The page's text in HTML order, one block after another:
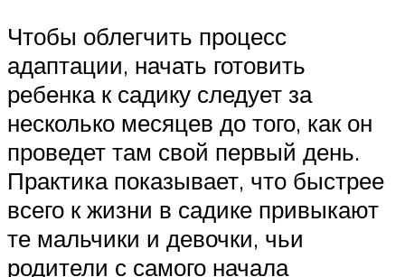
Чтобы облегчить процесс
адаптации, начать готовить
ребенка к садику следует за
несколько месяцев до того, как он
проведет там свой первый день.
Практика показывает, что быстрее
всего к жизни в садике привыкают
те мальчики и девочки, чьи
родители с самого начала